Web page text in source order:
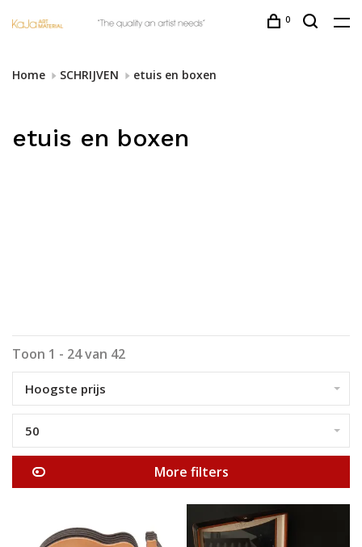
0
Home SCHRIJVEN etuis en boxen
etuis en boxen
Toon 1 - 24 van 42
Hoogste prijs
50
More filters